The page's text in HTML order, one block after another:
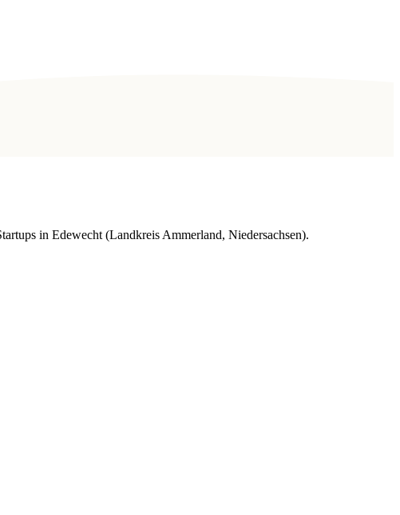
in Edewecht (Landkreis Ammerland, Niedersachsen).